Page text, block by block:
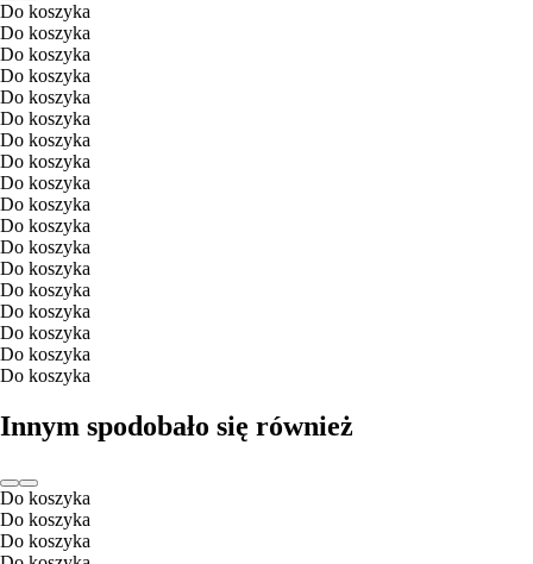
Do koszyka
Do koszyka
Do koszyka
Do koszyka
Do koszyka
Do koszyka
Do koszyka
Do koszyka
Do koszyka
Do koszyka
Do koszyka
Do koszyka
Do koszyka
Do koszyka
Do koszyka
Do koszyka
Do koszyka
Do koszyka
Innym spodobało się również
Do koszyka
Do koszyka
Do koszyka